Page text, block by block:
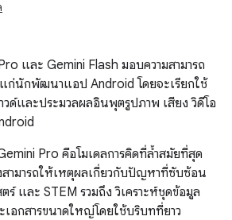
และ Gemini Flash มอบความสามารถ
ก่นักพัฒนาแอป Android โดยจะเรียกใช้
ด์และประมวลผลอินพุตรูปภาพ เสียง วิดีโอ
Pro คือโมเดลการคิดที่ล้ำสมัยที่สุด
ามารถให้เหตุผลเกี่ยวกับปัญหาที่ซับซ้อน
ร์ และ STEM รวมถึง วิเคราะห์ชุดข้อมูล
เอกสารขนาดใหญ่โดยใช้บริบทที่ยาว